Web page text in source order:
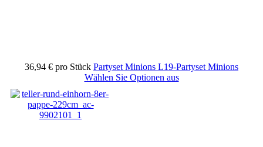
36,94 € pro Stück Partyset Minions L19-Partyset Minions
Wählen Sie Optionen aus